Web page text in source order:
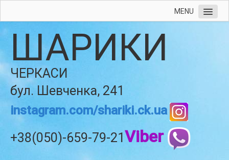
MENU
ШАРИКИ
ЧЕРКАСИ
бул. Шевченка, 241
instagram.com/shariki.ck.ua
+38(050)-659-79-21Viber